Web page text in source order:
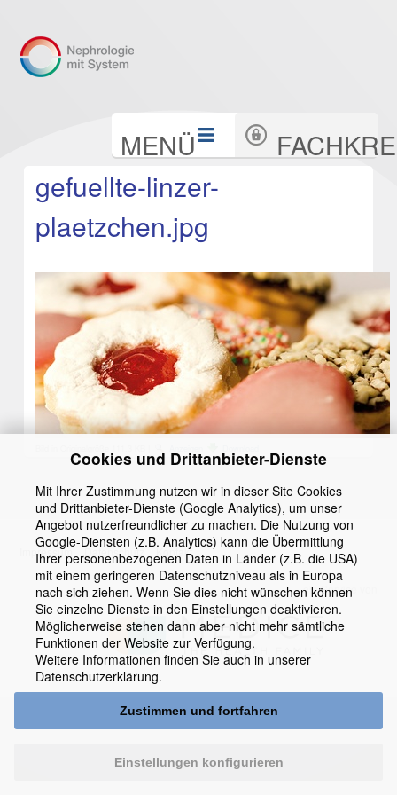
Cookies und Drittanbieter-Dienste
Mit Ihrer Zustimmung nutzen wir in dieser Site Cookies
und Drittanbieter-Dienste (Google Analytics), um unser
Angebot nutzerfreundlicher zu machen. Die Nutzung von
Google-Diensten (z.B. Analytics) kann die Übermittlung
Ihrer personenbezogenen Daten in Länder (z.B. die USA)
mit einem geringeren Datenschutzniveau als in Europa
nach sich ziehen. Wenn Sie dies nicht wünschen können
Sie einzelne Dienste in den Einstellungen deaktivieren.
Möglicherweise stehen dann aber nicht mehr sämtliche
Funktionen der Website zur Verfügung.
Weitere Informationen finden Sie auch in unserer
Datenschutzerklärung.
Zustimmen und fortfahren
Einstellungen konfigurieren
zum
Inhalt
zur
Navigation
SektionenMENÜ
gefuellte-linzer-
plaetzchen.jpg
Impressum Datenschutz Kontakt
ein Service von